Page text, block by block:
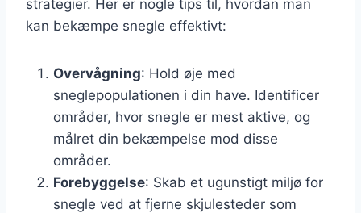
strategier. Her er nogle tips til, hvordan man
kan bekæmpe snegle effektivt:
Overvågning: Hold øje med
sneglepopulationen i din have. Identificer
områder, hvor snegle er mest aktive, og
målret din bekæmpelse mod disse
områder.
Forebyggelse: Skab et ugunstigt miljø for
snegle ved at fjerne skjulesteder som